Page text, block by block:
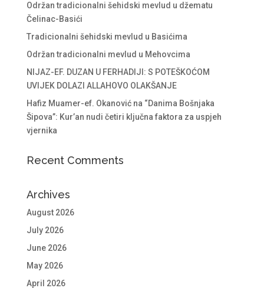
Održan tradicionalni šehidski mevlud u džematu
Čelinac-Basići
Tradicionalni šehidski mevlud u Basićima
Održan tradicionalni mevlud u Mehovcima
NIJAZ-EF. DUZAN U FERHADIJI: S POTEŠKOĆOM
UVIJEK DOLAZI ALLAHOVO OLAKŠANJE
Hafiz Muamer-ef. Okanović na “Danima Bošnjaka
Šipova”: Kur’an nudi četiri ključna faktora za uspjeh
vjernika
Recent Comments
Archives
August 2026
July 2026
June 2026
May 2026
April 2026